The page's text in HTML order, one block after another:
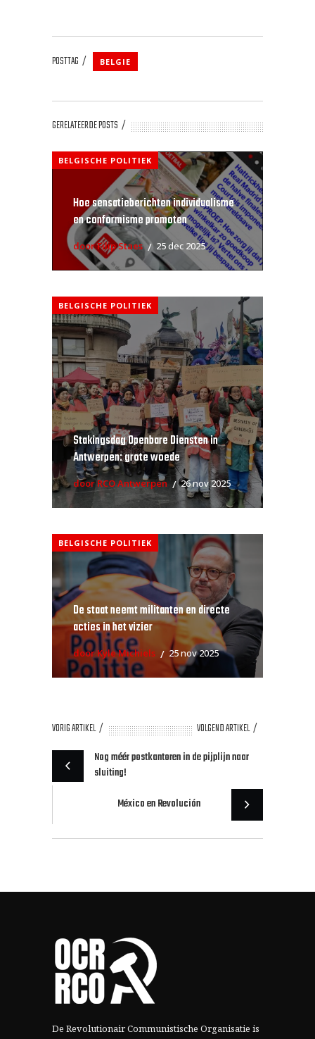
POSTTAG BELGIE
GERELATEERDE POSTS
BELGISCHE POLITIEK
Hoe sensatieberichten individualisme
en conformisme promoten
door Filip Staes 25 dec 2025
BELGISCHE POLITIEK
Stakingsdag Openbare Diensten in
Antwerpen: grote woede
door RCO Antwerpen 26 nov 2025
BELGISCHE POLITIEK
De staat neemt militanten en directe
acties in het vizier
door Kyle Michiels 25 nov 2025
VORIG ARTIKEL
VOLGEND ARTIKEL
Nog méér postkantoren in de pijplijn naar
sluiting!
México en Revolución
De Revolutionair Communistische Organisatie is